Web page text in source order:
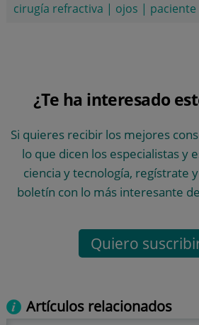
cirugía refractiva | ojos | paciente
¿Te ha interesado
Si quieres recibir los mejores
lo que dicen los especialistas y
ciencia y tecnología, regístrate
boletín con lo más interesante
Quiero
Artículos relacionados